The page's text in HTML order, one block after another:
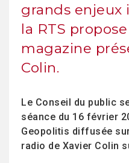
grands enjeux
la RTS
magazine
Colin.
Le Conseil du public
séance du 16 février
Geopolitis diffusée
radio de Xavier Colin